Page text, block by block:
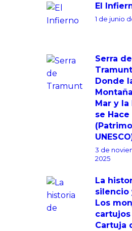
El
1 de junio
Serra de
Donde
Mar y
se Hace
3 de
2025
La
silencio
Los
cartujos
Cartuja